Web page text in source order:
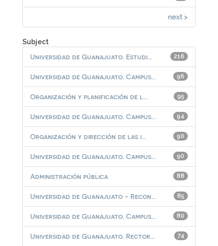
next >
Subject
216
Universidad de Guanajuato. Estudi...
96
Universidad de Guanajuato. Campus...
95
Organización y planificación de l...
94
Universidad de Guanajuato. Campus...
90
Organización y dirección de las i...
90
Universidad de Guanajuato. Campus...
88
Administración pública
85
Universidad de Guanajuato - Recon...
80
Universidad de Guanajuato. Campus...
74
Universidad de Guanajuato. Rector...